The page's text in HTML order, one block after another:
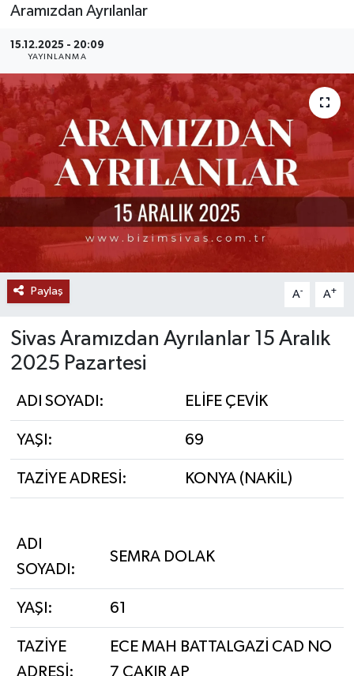
Aramızdan Ayrılanlar
15.12.2025 - 20:09
YAYINLANMA
Paylaş A- A+
Sivas Aramızdan Ayrılanlar 15 Aralık
2025 Pazartesi
ADI SOYADI: ELİFE ÇEVİK
YAŞI: 69
TAZİYE ADRESİ: KONYA (NAKİL)
ADI
SOYADI:
SEMRA DOLAK
YAŞI: 61
TAZİYE
ADRESİ:
ECE MAH BATTALGAZİ CAD NO
7 ÇAKIR AP
RESMİ İLANLAR
SAĞLIK
SİYASET
SOSYAL YARDIMLAR
SPONSORLU YAZI
SPOR
YAŞAM